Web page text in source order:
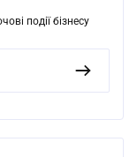
події бізнесу